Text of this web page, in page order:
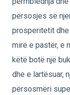
përsosjes së
prosperitetit
mirë e pastër, e
këtë botë një
dhe e lartësuar,
përsosmëri